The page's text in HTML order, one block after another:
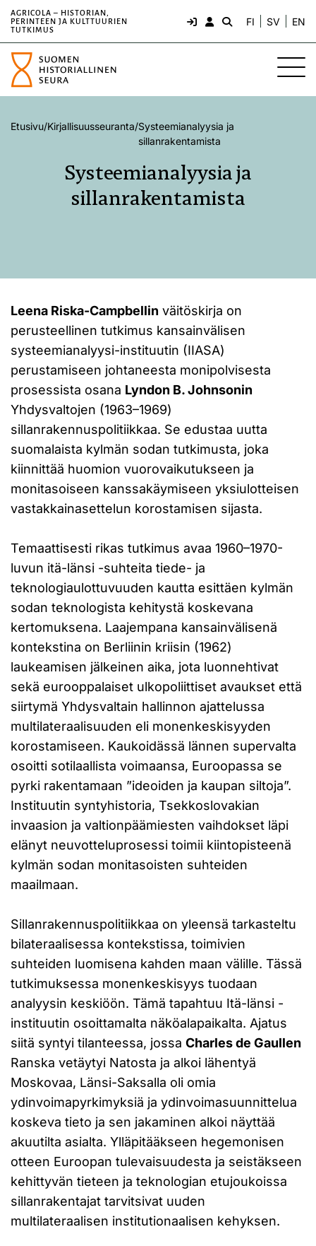
AGRICOLA – HISTORIAN,
PERINTEEN JA KULTTUURIEN
TUTKIMUS
FI SV EN
Etusivu/Kirjallisuusseuranta/Systeemianalyysia ja
sillanrakentamista
Systeemianalyysia ja
sillanrakentamista
Leena Riska-Campbellin väitöskirja on
perusteellinen tutkimus kansainvälisen
systeemianalyysi-instituutin (IIASA)
perustamiseen johtaneesta monipolvisesta
prosessista osana Lyndon B. Johnsonin
Yhdysvaltojen (1963–1969)
sillanrakennuspolitiikkaa. Se edustaa uutta
suomalaista kylmän sodan tutkimusta, joka
kiinnittää huomion vuorovaikutukseen ja
monitasoiseen kanssakäymiseen yksiulotteisen
vastakkainasettelun korostamisen sijasta.
Temaattisesti rikas tutkimus avaa 1960–1970-
luvun itä-länsi -suhteita tiede- ja
teknologiaulottuvuuden kautta esittäen kylmän
sodan teknologista kehitystä koskevana
kertomuksena. Laajempana kansainvälisenä
kontekstina on Berliinin kriisin (1962)
laukeamisen jälkeinen aika, jota luonnehtivat
sekä eurooppalaiset ulkopoliittiset avaukset että
siirtymä Yhdysvaltain hallinnon ajattelussa
multilateraalisuuden eli monenkeskisyyden
korostamiseen. Kaukoidässä lännen supervalta
osoitti sotilaallista voimaansa, Euroopassa se
pyrki rakentamaan ”ideoiden ja kaupan siltoja”.
Instituutin syntyhistoria, Tsekkoslovakian
invaasion ja valtionpäämiesten vaihdokset läpi
elänyt neuvotteluprosessi toimii kiintopisteenä
kylmän sodan monitasoisten suhteiden
maailmaan.
Sillanrakennuspolitiikkaa on yleensä tarkasteltu
bilateraalisessa kontekstissa, toimivien
suhteiden luomisena kahden maan välille. Tässä
tutkimuksessa monenkeskisyys tuodaan
analyysin keskiöön. Tämä tapahtuu Itä-länsi -
instituutin osoittamalta näköalapaikalta. Ajatus
siitä syntyi tilanteessa, jossa Charles de Gaullen
Ranska vetäytyi Natosta ja alkoi lähentyä
Moskovaa, Länsi-Saksalla oli omia
ydinvoimapyrkimyksiä ja ydinvoimasuunnittelua
koskeva tieto ja sen jakaminen alkoi näyttää
akuutilta asialta. Ylläpitääkseen hegemonisen
otteen Euroopan tulevaisuudesta ja seistäkseen
kehittyvän tieteen ja teknologian etujoukoissa
sillanrakentajat tarvitsivat uuden
multilateraalisen institutionaalisen kehyksen.